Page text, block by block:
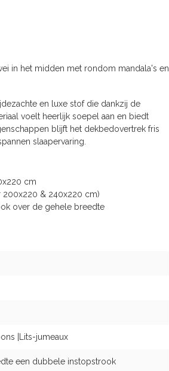
in het midden met rondom mandala's en
en luxe stof die dankzij de
voelt heerlijk soepel aan en biedt
blijft het dekbedovertrek fris
slaapervaring.
cm
200x220 & 240x220 cm)
over de gehele breedte
|Lits-jumeaux
een dubbele instopstrook